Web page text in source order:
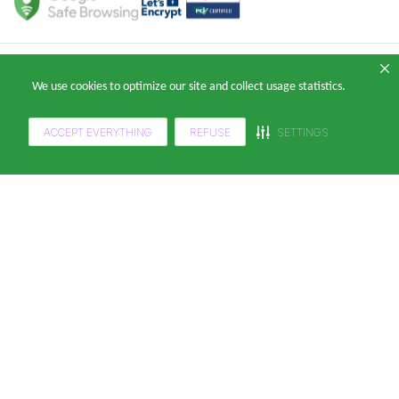
We use cookies to optimize our site and collect usage statistics.
ACCEPT EVERYTHING REFUSE SETTINGS
05.905.802/0001-64 Avenida Brigadeiro Faria Lima, nº 949 - Pinheiros, São